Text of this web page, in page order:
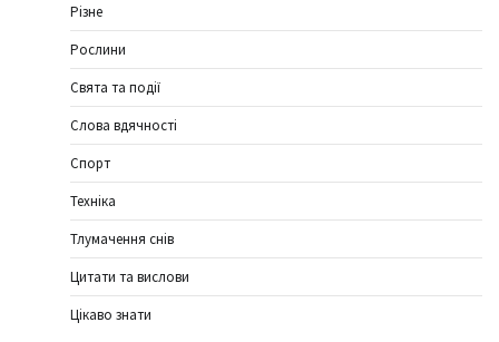
Різне
Рослини
Свята та події
Слова вдячності
Спорт
Техніка
Тлумачення снів
Цитати та вислови
Цікаво знати